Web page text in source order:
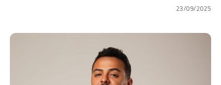
23/09/2025